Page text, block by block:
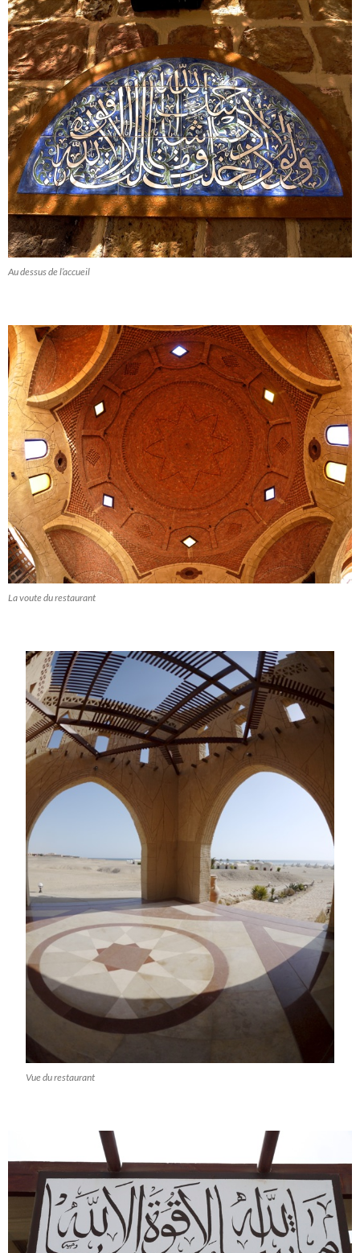
Au dessus de l’accueil
La voute du restaurant
Vue du restaurant